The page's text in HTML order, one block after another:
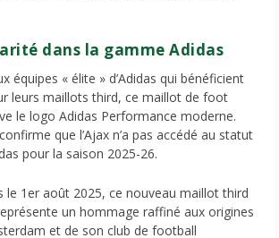
dans la gamme Adidas
équipes « élite » d’Adidas qui bénéficient
leurs maillots third, ce maillot de foot
le logo Adidas Performance moderne.
que l’Ajax n’a pas accédé au statut
pour la saison 2025-26.
le 1er août 2025, ce nouveau maillot third
un hommage raffiné aux origines
et de son club de football